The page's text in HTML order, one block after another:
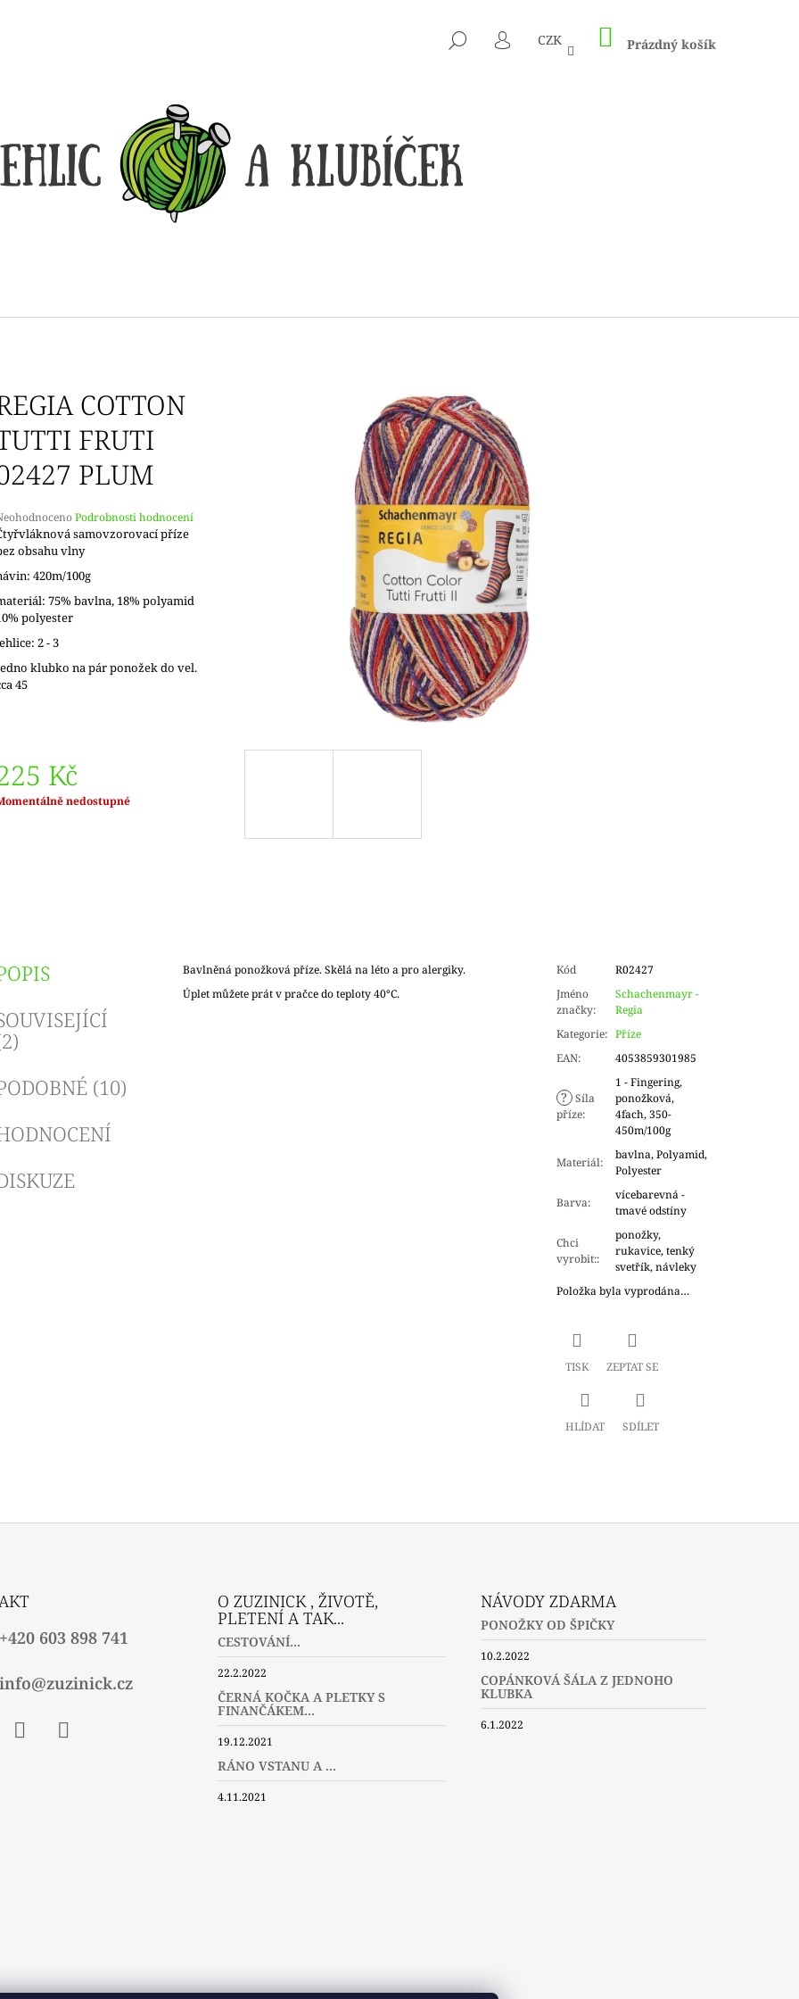
HLEDAT
PŘIHLÁŠENÍ
CZK NÁKUPNÍ
KOŠÍK
Prázdný košík
COTTON
FRUTI
PLUM
Podrobnosti hodnocení
samovzorovací příze
obsahu vlny
420m/100g
75% bavlna, 18% polyamid
polyester
2 - 3
klubko na pár ponožek do vel.
45
Kč
nedostupné
(10)
Bavlněná ponožková příze. Skělá na léto a pro alergiky.
Úplet můžete prát v pračce do teploty 40°C.
Kód
R02427
Jméno
značky:
Schachenmayr -
Regia
Kategorie: Příze
EAN: 4053859301985
? Síla
příze:
1 - Fingering,
ponožková,
4fach, 350-
450m/100g
Materiál:
bavlna, Polyamid,
Polyester
Barva:
vícebarevná -
tmavé odstíny
Chci
vyrobit::
ponožky,
rukavice, tenký
svetřík, návleky
Položka byla vyprodána…
TISK ZEPTAT SE
HLÍDAT SDÍLET
CO POTŘEBUJETE NAJÍT?
HLEDAT
Kč
+420 603 898 741
info@zuzinick.cz
O ZUZINICK , ŽIVOTĚ,
PLETENÍ A TAK...
CESTOVÁNÍ...
22.2.2022
ČERNÁ KOČKA A PLETKY S
FINANČÁKEM...
19.12.2021
RÁNO VSTANU A ...
4.11.2021
NÁVODY ZDARMA
PONOŽKY OD ŠPIČKY
10.2.2022
COPÁNKOVÁ ŠÁLA Z JEDNOHO
KLUBKA
6.1.2022